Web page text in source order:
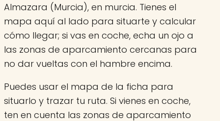
Almazara (Murcia), en murcia. Tienes el
mapa aquí al lado para situarte y calcular
cómo llegar; si vas en coche, echa un ojo a
las zonas de aparcamiento cercanas para
no dar vueltas con el hambre encima.
Puedes usar el mapa de la ficha para
situarlo y trazar tu ruta. Si vienes en coche,
ten en cuenta las zonas de aparcamiento